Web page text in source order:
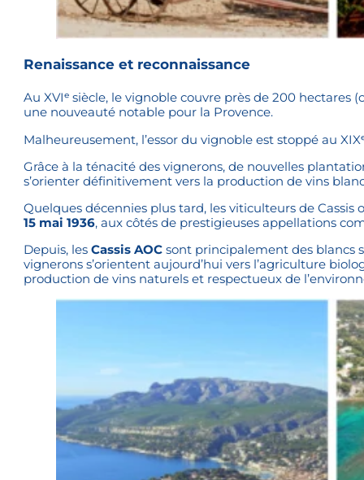
Renaissance et reconnaissance
Au XVIᵉ siècle, le vignoble couvre près de 200 hectares
une nouveauté notable pour la Provence.
Malheureusement, l’essor du vignoble est stoppé au
Grâce à la ténacité des vignerons, de nouvelles
s’orienter définitivement vers la production de vins
Quelques décennies plus tard, les viticulteurs de
15 mai 1936, aux côtés de prestigieuses appellations
Depuis, lesCassis AOC sont principalement des blancs
vignerons s’orientent aujourd’hui vers l’agriculture
production de vins naturels et respectueux de